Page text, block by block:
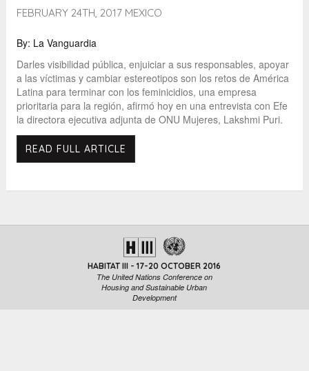
FEBRUARY 24TH, 2017 MEXICO
By: La Vanguardia
Darles visibilidad pública, enjuiciar a sus responsables, apoyar
a las víctimas y cambiar estereotipos son los retos de América
Latina para terminar con los feminicidios, una empresa
prioritaria para la región, afirmó hoy en una entrevista con Efe
la directora ejecutiva adjunta de ONU Mujeres, Lakshmi Puri.
READ FULL ARTICLE
HABITAT III - 17-20 OCTOBER 2016
The United Nations Conference on
Housing and Sustainable Urban
Development